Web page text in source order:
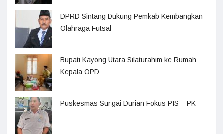
DPRD Sintang Dukung Pemkab Kembangkan
Olahraga Futsal
Bupati Kayong Utara Silaturahim ke Rumah
Kepala OPD
Puskesmas Sungai Durian Fokus PIS – PK